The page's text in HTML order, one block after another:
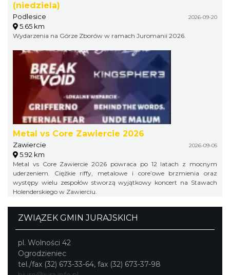
(niedziela)
Podlesice 2026-09-20
5.65 km
Wydarzenia na Górze Zborów w ramach Juromanii 2026.
Metal vs Core Zawiercie 2026
Zawiercie 2026-09-05
5.92 km
Metal vs Core Zawiercie 2026 powraca po 12 latach z mocnym
uderzeniem. Ciężkie riffy, metalowe i core’owe brzmienia oraz
występy wielu zespołów stworzą wyjątkowy koncert na Stawach
Holenderskiego w Zawierciu.
ZWIĄZEK GMIN JURAJSKICH
pl. Wolności 42
Ogrodzieniec
tel./fax (32) 673-33-64, fax (32) 673-37-98